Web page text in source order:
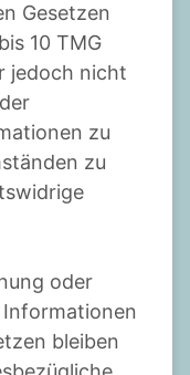
Gesetzen
10 TMG
jedoch nicht
zu
zu
oder
bleiben